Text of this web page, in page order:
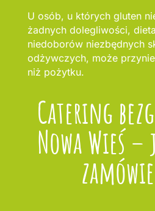
U osób, u których gluten
żadnych dolegliwości,
niedoborów niezbędnych
odżywczych, może
niż pożytku.
Catering
Nowa Wieś